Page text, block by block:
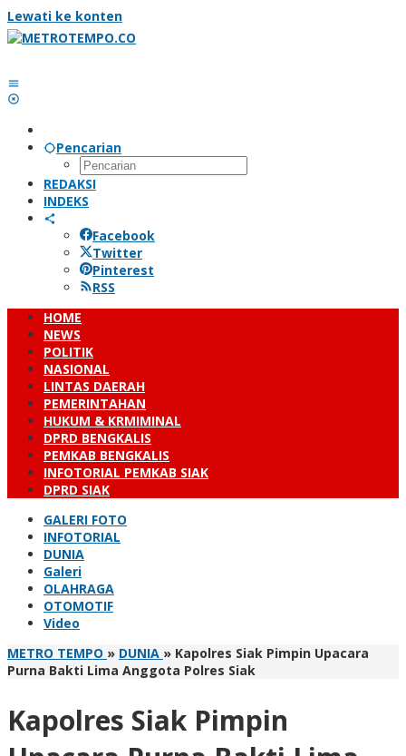
Lewati ke konten
Pencarian
REDAKSI
INDEKS
Facebook
Twitter
Pinterest
RSS
HOME
NEWS
POLITIK
NASIONAL
LINTAS DAERAH
PEMERINTAHAN
HUKUM & KRMIMINAL
DPRD BENGKALIS
PEMKAB BENGKALIS
INFOTORIAL PEMKAB SIAK
DPRD SIAK
GALERI FOTO
INFOTORIAL
DUNIA
Galeri
OLAHRAGA
OTOMOTIF
Video
METRO TEMPO » DUNIA » Kapolres Siak Pimpin Upacara
Purna Bakti Lima Anggota Polres Siak
Kapolres Siak Pimpin